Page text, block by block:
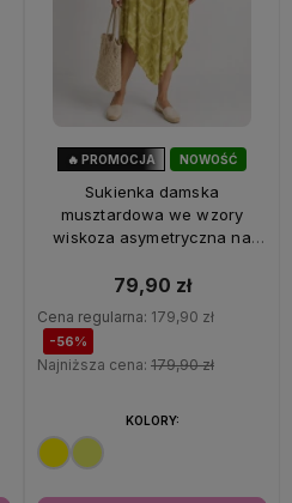
NOWOŚĆ
🔥 PROMOCJA
Sukienka damska
musztardowa we wzory
wiskoza asymetryczna na
79,90 zł
Cena regularna: 179,90 zł
-56%
Najniższa cena: 179,90 zł
KOLORY: